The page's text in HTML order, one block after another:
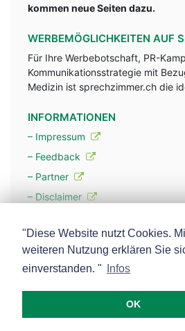
kommen neue Seiten dazu.
WERBEMÖGLICHKEITEN AUF
Für Ihre Werbebotschaft, PR-
Kommunikationsstrategie mit
Medizin ist sprechzimmer.ch die
INFORMATIONEN
– Impressum
– Feedback
– Partner
– Disclaimer
– Werbung
– Mehr über unsere Experten
"Diese Website nutzt Cookies.
weiteren Nutzung erklären Sie
einverstanden. "
Infos
OK